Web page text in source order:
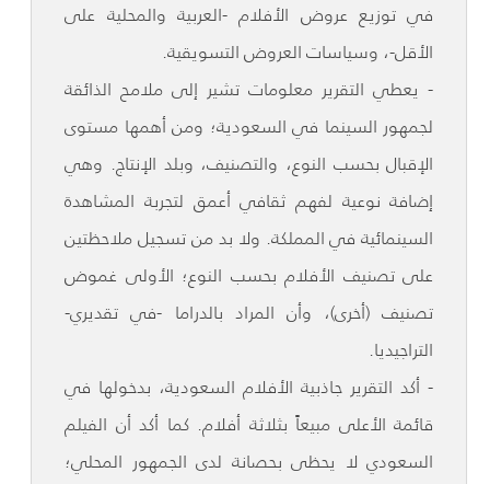
في توزيع عروض الأفلام -العربية والمحلية على
الأقل-، وسياسات العروض التسويقية.
- يعطي التقرير معلومات تشير إلى ملامح الذائقة
لجمهور السينما في السعودية؛ ومن أهمها مستوى
الإقبال بحسب النوع، والتصنيف، وبلد الإنتاج. وهي
إضافة نوعية لفهم ثقافي أعمق لتجربة المشاهدة
السينمائية في المملكة. ولا بد من تسجيل ملاحظتين
على تصنيف الأفلام بحسب النوع؛ الأولى غموض
تصنيف (أخرى)، وأن المراد بالدراما -في تقديري-
التراجيديا.
- أكد التقرير جاذبية الأفلام السعودية، بدخولها في
قائمة الأعلى مبيعاً بثلاثة أفلام. كما أكد أن الفيلم
السعودي لا يحظى بحصانة لدى الجمهور المحلي؛